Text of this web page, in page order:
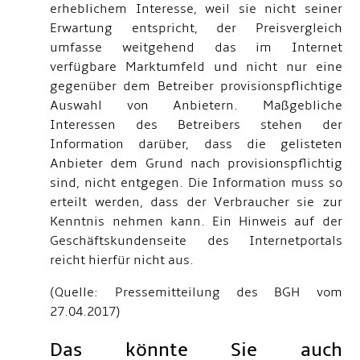
erheblichem Interesse, weil sie nicht seiner
Erwartung entspricht, der Preisvergleich
umfasse weitgehend das im Internet
verfügbare Marktumfeld und nicht nur eine
gegenüber dem Betreiber provisionspflichtige
Auswahl von Anbietern. Maßgebliche
Interessen des Betreibers stehen der
Information darüber, dass die gelisteten
Anbieter dem Grund nach provisionspflichtig
sind, nicht entgegen. Die Information muss so
erteilt werden, dass der Verbraucher sie zur
Kenntnis nehmen kann. Ein Hinweis auf der
Geschäftskundenseite des Internetportals
reicht hierfür nicht aus.
(Quelle: Pressemitteilung des BGH vom
27.04.2017)
Das könnte Sie auch